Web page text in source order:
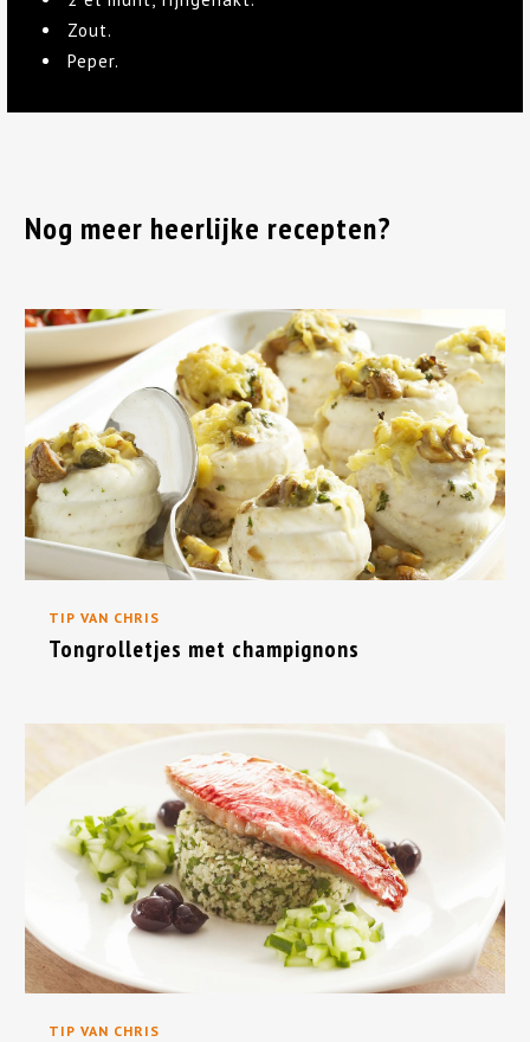
Zout.
Peper.
Nog meer heerlijke recepten?
TIP VAN CHRIS
Tongrolletjes met champignons
TIP VAN CHRIS